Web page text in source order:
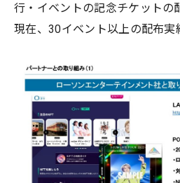
行・イベントの記念チケットの
現在、30イベント以上の配布実